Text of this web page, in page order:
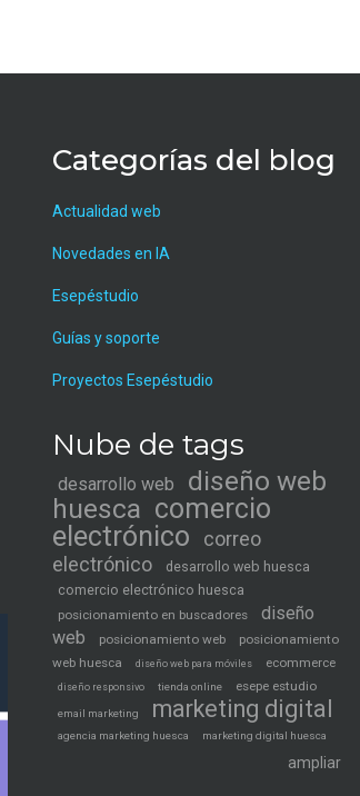
Categorías del blog
Actualidad web
Novedades en IA
Esepéstudio
Guías y soporte
Proyectos Esepéstudio
Nube de tags
desarrollo web
diseño web
huesca comercio
electrónico
correo
electrónico
desarrollo web huesca
comercio electrónico huesca
posicionamiento en buscadores
diseño
web
posicionamiento web
posicionamiento
web huesca
diseño web para móviles ecommerce
diseño responsivo tienda online esepe estudio
email marketing marketing digital
agencia marketing huesca marketing digital huesca
ampliar